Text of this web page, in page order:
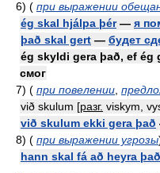
6) ( при выражении
ég skal hjálpa þér— я
það skal gert — будет
ég skyldi gera það, ef
смог
7) ( при повелении
við skulum [разг. viskym,
við skulum ekki gera það
8) ( при выражении угрозы
hann skal fá að heyra það